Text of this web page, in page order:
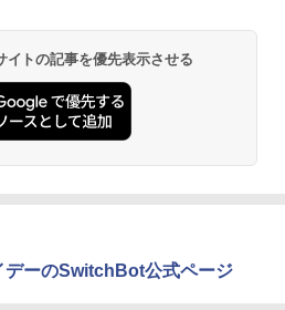
トの記事を優先表示させる
ーのSwitchBot公式ページ